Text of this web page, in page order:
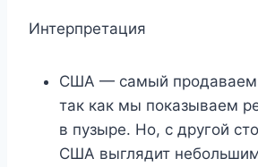
Интерпретация
США — самый
так как мы показываем
в пузыре. Но, с другой
США выглядит